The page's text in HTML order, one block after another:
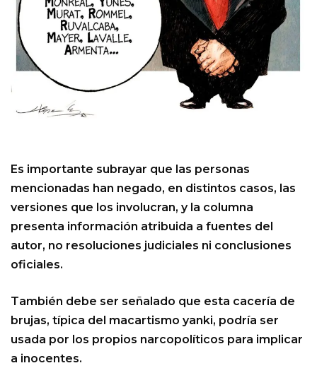
Es importante subrayar que las personas
mencionadas han negado, en distintos casos, las
versiones que los involucran, y la columna
presenta información atribuida a fuentes del
autor, no resoluciones judiciales ni conclusiones
oficiales.
También debe ser señalado que esta cacería de
brujas, típica del macartismo yanki, podría ser
usada por los propios narcopolíticos para implicar
a inocentes.